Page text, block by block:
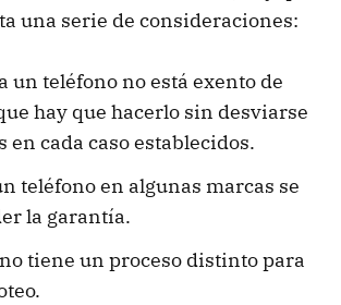
una serie de consideraciones:
un teléfono no está exento de
hay que hacerlo sin desviarse
en cada caso establecidos.
teléfono en algunas marcas se
la garantía.
tiene un proceso distinto para